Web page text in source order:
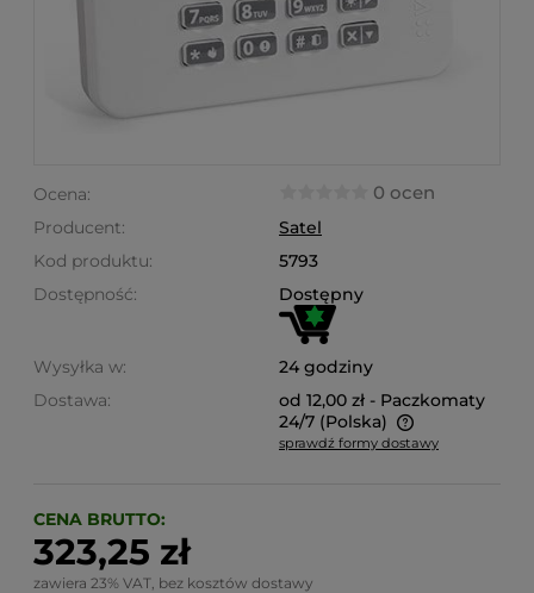
Ocena: 0 ocen
Producent:
Satel
Kod produktu:
5793
Dostępność:
Dostępny
Wysyłka w:
24 godziny
Dostawa:
od 12,00 zł - Paczkomaty
24/7 (Polska)
Cena nie zawiera ewentualnych kosztów płatności
sprawdź formy dostawy
CENA BRUTTO:
323,25 zł
zawiera 23% VAT, bez kosztów dostawy